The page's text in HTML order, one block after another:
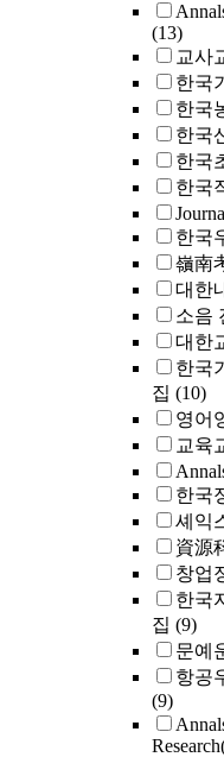
(13)
교사
한국
한국
한국
한국
한국
한국
嶺南
대한
소음
대한
한국
집 (10)
영어
교육
한국
셰익
資源
창업
한국
집 (9)
문예
항공
(9)